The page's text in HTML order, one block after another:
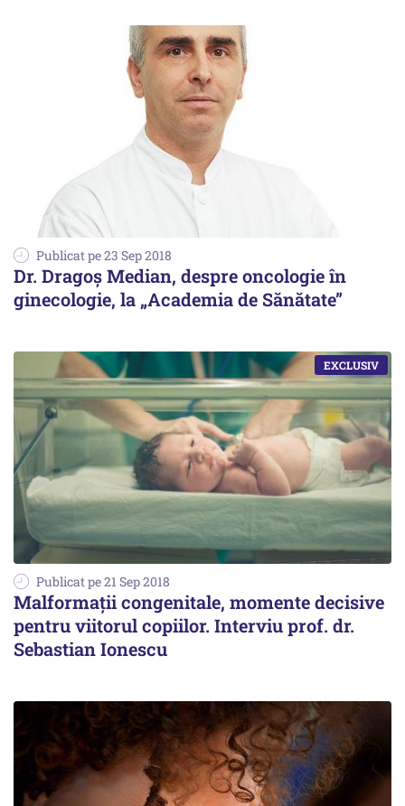
Publicat pe 23 Sep 2018
Dr. Dragoș Median, despre oncologie în
ginecologie, la „Academia de Sănătate”
Publicat pe 21 Sep 2018
Malformații congenitale, momente decisive
pentru viitorul copiilor. Interviu prof. dr.
Sebastian Ionescu